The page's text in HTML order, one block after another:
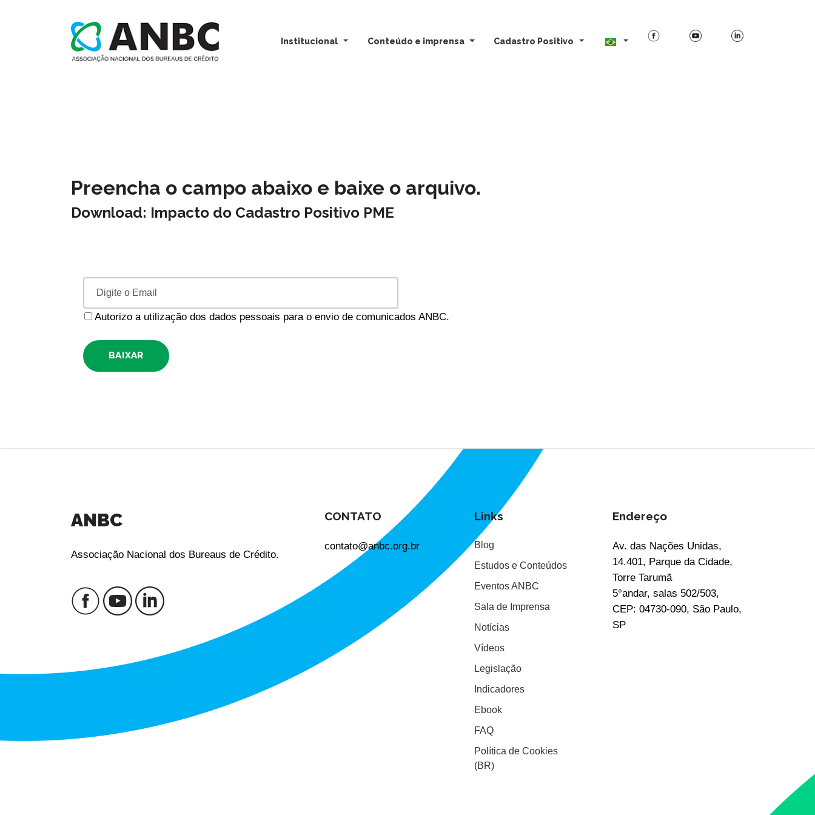
Institucional Conteúdo e imprensa Cadastro Positivo
Preencha o campo abaixo e baixe o arquivo.
Download: Impacto do Cadastro Positivo PME
Autorizo a utilização dos dados pessoais para o envio de comunicados ANBC.
BAIXAR
ANBC
Associação Nacional dos Bureaus de Crédito.
CONTATO
contato@anbc.org.br
Links
Blog
Estudos e Conteúdos
Eventos ANBC
Sala de Imprensa
Notícias
Vídeos
Legislação
Indicadores
Ebook
FAQ
Política de Cookies
(BR)
Endereço
Av. das Nações Unidas,
14.401, Parque da Cidade,
Torre Tarumã
5°andar, salas 502/503,
CEP: 04730-090, São Paulo,
SP